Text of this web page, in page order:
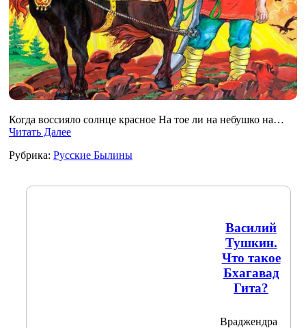
Когда воссияло солнце красное На тое ли на небушко на…
Читать Далее
Рубрика: Русские Былины
Василий
Тушкин.
Что такое
Бхагавад
Гита?
Враджендра